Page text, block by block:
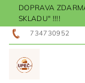
DOPRAVA
SKLADU" !!!!
734730952